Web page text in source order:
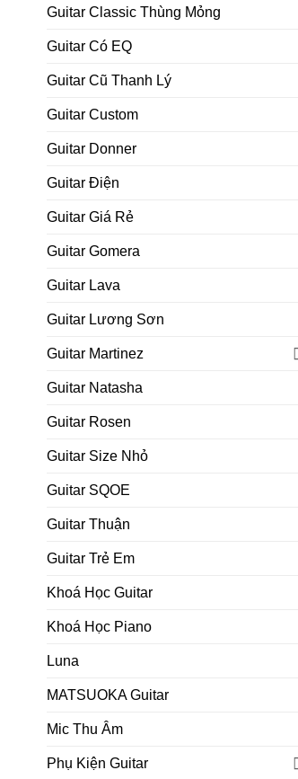
Guitar Classic Thùng Mỏng
Guitar Có EQ
Guitar Cũ Thanh Lý
Guitar Custom
Guitar Donner
Guitar Điện
Guitar Giá Rẻ
Guitar Gomera
Guitar Lava
Guitar Lương Sơn
Guitar Martinez
Guitar Natasha
Guitar Rosen
Guitar Size Nhỏ
Guitar SQOE
Guitar Thuận
Guitar Trẻ Em
Khoá Học Guitar
Khoá Học Piano
Luna
MATSUOKA Guitar
Mic Thu Âm
Phụ Kiện Guitar